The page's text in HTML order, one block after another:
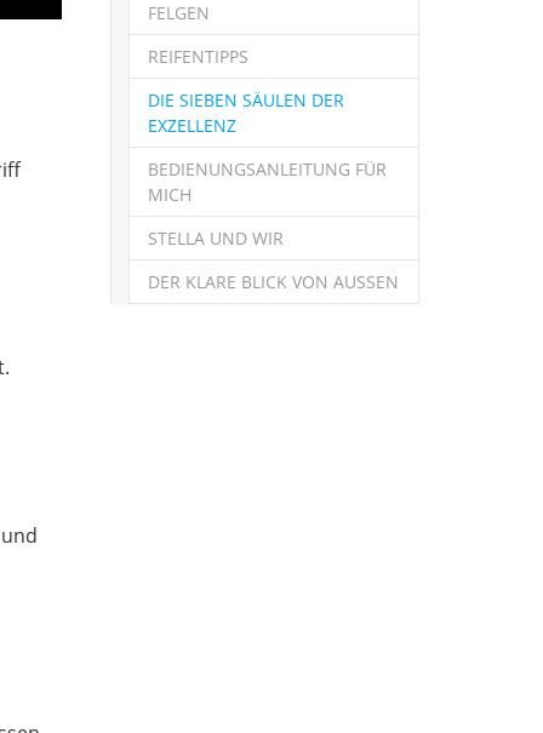
FELGEN
REIFENTIPPS
DIE SIEBEN SÄULEN DER
EXZELLENZ
BEDIENUNGSANLEITUNG FÜR
MICH
STELLA UND WIR
DER KLARE BLICK VON AUSSEN